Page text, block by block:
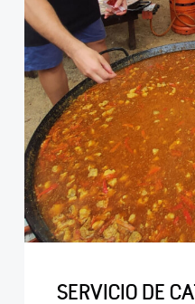
SERVICIO DE